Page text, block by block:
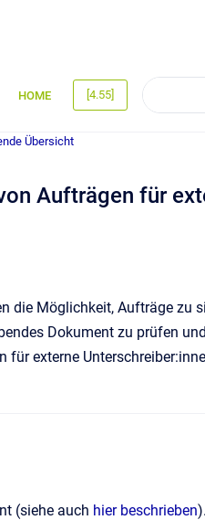
HOME [4.55]
Übersicht
Aufträgen für
die Möglichkeit, Aufträge zu
Dokument zu prüfen
externe
(siehe auch hier beschrieben